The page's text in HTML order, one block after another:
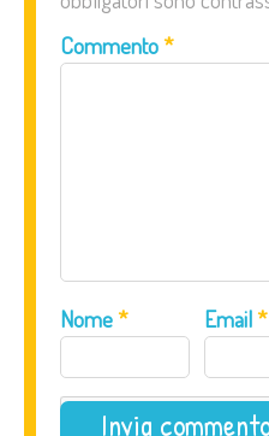
Commento*
Nome* Email*